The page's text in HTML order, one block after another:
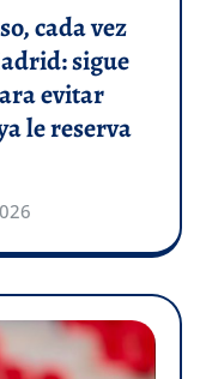
cada vez
sigue
evitar
le reserva